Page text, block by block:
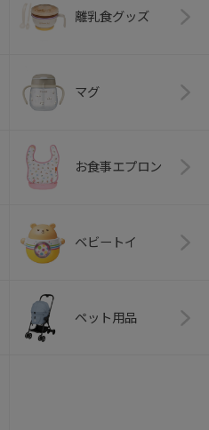
離乳食グッズ
マグ
お食事エプロン
ベビートイ
ペット用品